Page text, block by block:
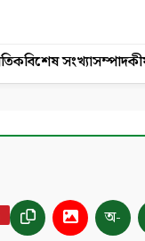
বিশেষ সংখ্যা
অ-